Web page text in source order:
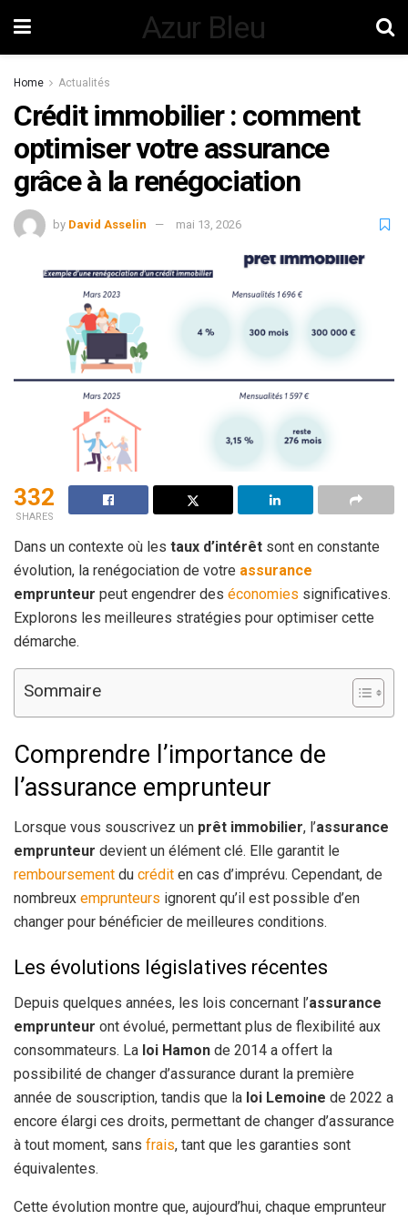
Azur Bleu
Home Actualités
Crédit immobilier : comment
optimiser votre assurance
grâce à la renégociation
by David Asselin mai 13, 2026
332
SHARES
Dans un contexte où les taux d’intérêt sont en constante
évolution, la renégociation de votre assurance
emprunteur peut engendrer des économies significatives.
Explorons les meilleures stratégies pour optimiser cette
démarche.
Sommaire
Comprendre l’importance de
l’assurance emprunteur
Lorsque vous souscrivez un prêt immobilier, l’assurance
emprunteur devient un élément clé. Elle garantit le
remboursement du crédit en cas d’imprévu. Cependant, de
nombreux emprunteurs ignorent qu’il est possible d’en
changer pour bénéficier de meilleures conditions.
Les évolutions législatives récentes
Depuis quelques années, les lois concernant l’assurance
emprunteur ont évolué, permettant plus de flexibilité aux
consommateurs. La loi Hamon de 2014 a offert la
possibilité de changer d’assurance durant la première
année de souscription, tandis que la loi Lemoine de 2022 a
encore élargi ces droits, permettant de changer d’assurance
à tout moment, sans frais, tant que les garanties sont
équivalentes.
Cette évolution montre que, aujourd’hui, chaque emprunteur